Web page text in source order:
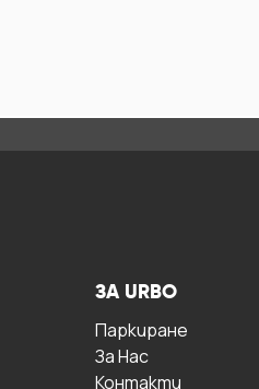
ЗА URBO
Паркиране
За Hас
Контакти